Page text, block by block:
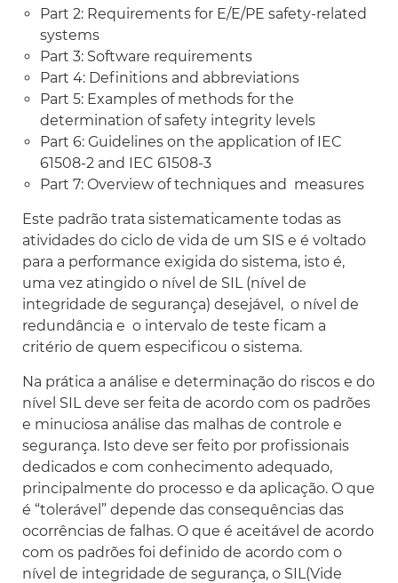
Part 2: Requirements for E/E/PE safety-related
systems
Part 3: Software requirements
Part 4: Definitions and abbreviations
Part 5: Examples of methods for the
determination of safety integrity levels
Part 6: Guidelines on the application of IEC
61508-2 and IEC 61508-3
Part 7: Overview of techniques and measures
Este padrão trata sistematicamente todas as
atividades do ciclo de vida de um SIS e é voltado
para a performance exigida do sistema, isto é,
uma vez atingido o nível de SIL (nível de
integridade de segurança) desejável, o nível de
redundância e o intervalo de teste ficam a
critério de quem especificou o sistema.
Na prática a análise e determinação do riscos e do
nível SIL deve ser feita de acordo com os padrões
e minuciosa análise das malhas de controle e
segurança. Isto deve ser feito por profissionais
dedicados e com conhecimento adequado,
principalmente do processo e da aplicação. O que
é “tolerável” depende das consequências das
ocorrências de falhas. O que é aceitável de acordo
com os padrões foi definido de acordo com o
nível de integridade de segurança, o SIL(Vide